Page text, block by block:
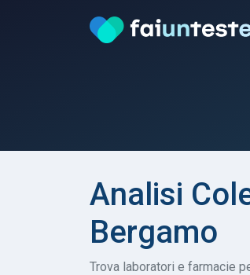
Analisi
Bergamo
Trova laboratori e farmacie